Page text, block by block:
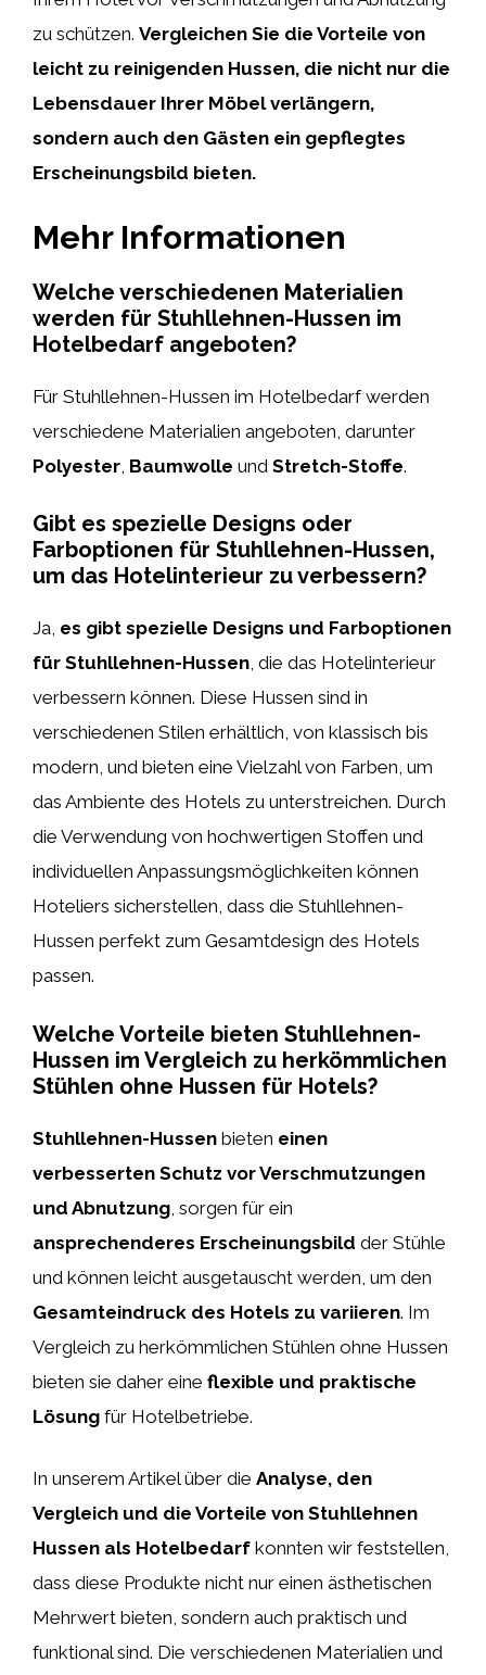
zu schützen. Vergleichen Sie die Vorteile von
leicht zu reinigenden Hussen, die nicht nur die
Lebensdauer Ihrer Möbel verlängern,
sondern auch den Gästen ein gepflegtes
Erscheinungsbild bieten.
Mehr Informationen
Welche verschiedenen Materialien
werden für Stuhllehnen-Hussen im
Hotelbedarf angeboten?
Für Stuhllehnen-Hussen im Hotelbedarf werden
verschiedene Materialien angeboten, darunter
Polyester Baumwolle und Stretch-Stoffe.
Gibt es spezielle Designs oder
Farboptionen für Stuhllehnen-Hussen,
um das Hotelinterieur zu verbessern?
Ja, es gibt spezielle Designs und Farboptionen
für Stuhllehnen-Hussen, die das Hotelinterieur
verbessern können. Diese Hussen sind in
verschiedenen Stilen erhältlich, von klassisch bis
modern, und bieten eine Vielzahl von Farben, um
das Ambiente des Hotels zu unterstreichen. Durch
die Verwendung von hochwertigen Stoffen und
individuellen Anpassungsmöglichkeiten können
Hoteliers sicherstellen, dass die Stuhllehnen-
Hussen perfekt zum Gesamtdesign des Hotels
passen.
Welche Vorteile bieten Stuhllehnen-
Hussen im Vergleich zu herkömmlichen
Stühlen ohne Hussen für Hotels?
Stuhllehnen-Hussen bieten einen
verbesserten Schutz vor Verschmutzungen
und Abnutzung , sorgen für ein
ansprechenderes Erscheinungsbild der Stühle
und können leicht ausgetauscht werden, um den
Gesamteindruck des Hotels zu variieren. Im
Vergleich zu herkömmlichen Stühlen ohne Hussen
bieten sie daher eine flexible und praktische
Lösung für Hotelbetriebe.
In unserem Artikel über die Analyse, den
Vergleich und die Vorteile von Stuhllehnen
Hussen als Hotelbedarf konnten wir feststellen,
dass diese Produkte nicht nur einen ästhetischen
Mehrwert bieten, sondern auch praktisch und
funktional sind. Die verschiedenen Materialien und